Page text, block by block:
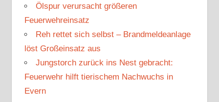
a
h
Ölspur verursacht größeren
Feuerwehreinsatz
Reh rettet sich selbst – Brandmeldeanlage
löst Großeinsatz aus
Jungstorch zurück ins Nest gebracht:
Feuerwehr hilft tierischem Nachwuchs in
Evern